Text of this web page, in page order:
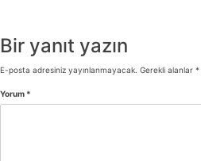
Bir yanıt yazın
E-posta adresiniz yayınlanmayacak. Gerekli alanlar *
Yorum *